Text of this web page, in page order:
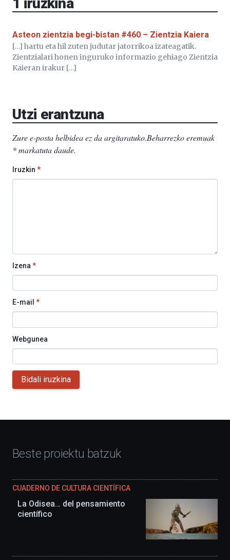
Asteon zientzia begi-bistan #460 – Zientzia Kaiera
[…] hartu eta hil zuten judutar jatorrikoa izateagatik.
Zientzialari honen inguruko informazio gehiago Zientzia
Kaieran irakur […]
Utzi erantzuna
Zure e-posta helbidea ez da argitaratuko.Beharrezko eremuak
*markatuta daude.
Iruzkin *
Izena *
E-mail *
Webgunea
Bidali iruzkina
Beste proiektu batzuk
CUADERNO DE CULTURA CIENTÍFICA
La Odisea… del pensamiento
científico